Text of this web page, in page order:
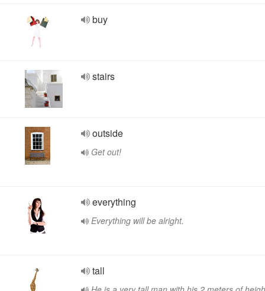
buy
stairs
outside
Get out!
everything
Everything will be alright.
tall